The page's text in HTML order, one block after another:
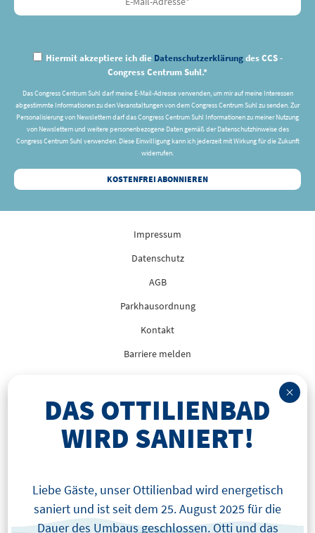
Hiermit akzeptiere ich die Datenschutzerklärungdes CCS -
Congress Centrum Suhl.*
Das Congress Centrum Suhl darf meine E-Mail-Adresse verwenden, um mir auf meine Interessen
abgestimmte Informationen zu den Veranstaltungen von dem Congress Centrum Suhl zu senden. Zur
Personalisierung von Newslettern darf das Congress Centrum Suhl Informationen zu meiner Nutzung
von Newslettern und weitere personenbezogene Daten gemäß der Datenschutzhinweise des
Congress Centrum Suhl verwenden. Diese Einwilligung kann ich jederzeit mit Wirkung für die Zukunft
widerrufen.
Impressum
Datenschutz
AGB
Parkhausordnung
Kontakt
Barriere melden
DAS OTTILIENBAD
WIRD SANIERT!
Liebe Gäste, unser Ottilienbad wird energetisch
saniert und ist seit dem 25. August 2025 für die
Dauer des Umbaus geschlossen. Otti und das